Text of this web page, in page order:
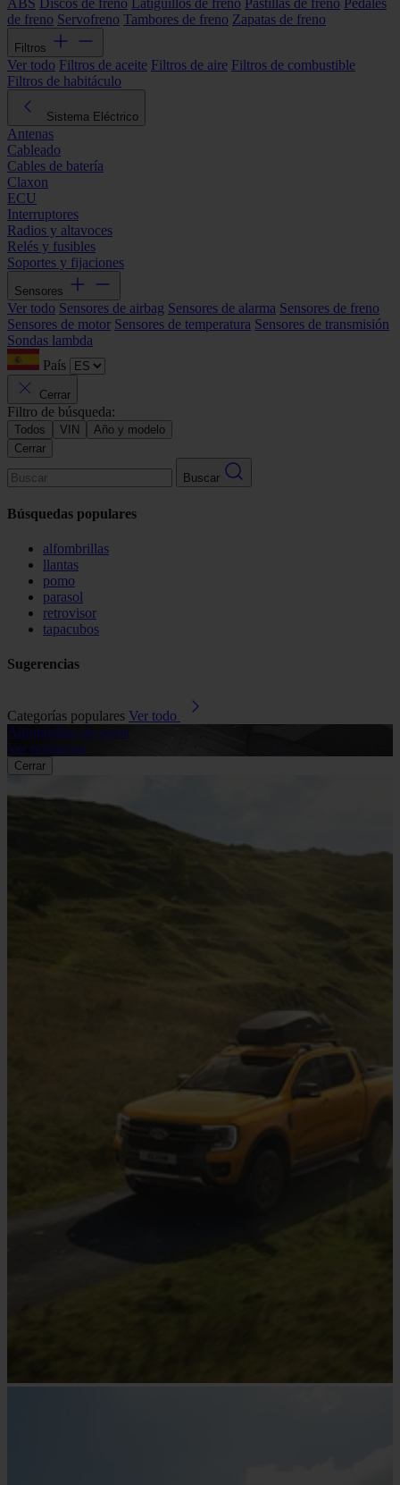
de freno Servofreno Tambores de freno Zapatas de freno
Filtros
Ver todo Filtros de aceite Filtros de aire Filtros de combustible
Filtros de habitáculo
Sistema Eléctrico
Antenas
Cableado
Cables de batería
Claxon
ECU
Interruptores
Radios y altavoces
Relés y fusibles
Soportes y fijaciones
Sensores
Ver todo Sensores de airbag Sensores de alarma Sensores de freno
Sensores de motor Sensores de temperatura Sensores de transmisión
Sondas lambda
País
Cerrar
Filtro de búsqueda:
Todos VIN
Año y modelo
Cerrar
Buscar
Búsquedas populares
alfombrillas
llantas
pomo
parasol
retrovisor
tapacubos
Sugerencias
Categorías populares Ver todo
Alfombrillas de goma
Ver productos
Cerrar